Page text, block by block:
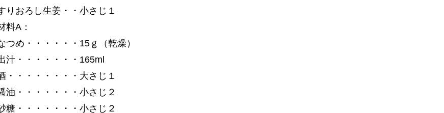
りおろし生姜・・小さじ１
料A：
つめ・・・・・・15ｇ（乾燥）
汁・・・・・・・165ml
・・・・・・・・大さじ１
油・・・・・・・小さじ２
糖・・・・・・・小さじ２